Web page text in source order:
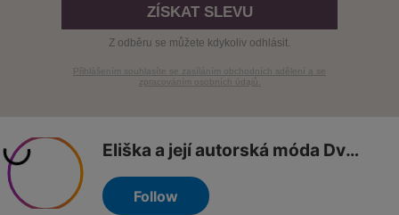
ZÍSKAT SLEVU
Z odběru se můžete kdykoliv odhlásit.
Přihlášením souhlasíte se zasíláním obchodních sdělení a se
zpracováním osobních údajů.